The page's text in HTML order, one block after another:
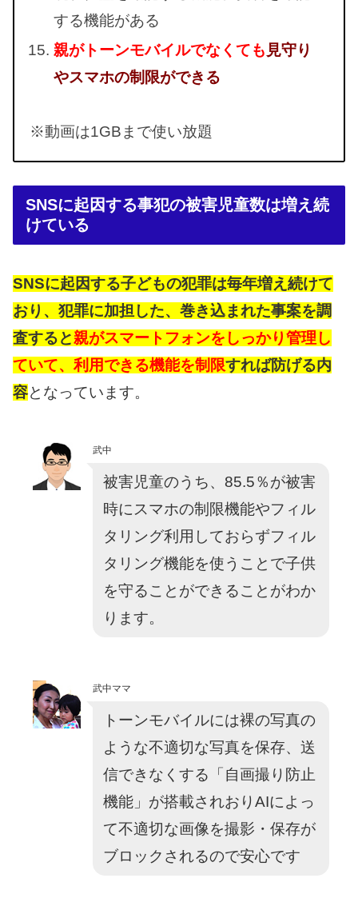
する機能がある
親がトーンモバイルでなくても 見守り
やスマホの制限ができる
※動画は1GBまで使い放題
SNSに起因する事犯の被害児童数は増え続
けている
SNSに起因する子どもの犯罪は毎年増え続けて
おり、犯罪に加担した、巻き込まれた事案を調
査すると親がスマートフォンをしっかり管理し
ていて、利用できる機能を制限すれば防げる内
容となっています。
武中
被害児童のうち、85.5％が被害
時にスマホの制限機能やフィル
タリング利用しておらずフィル
タリング機能を使うことで子供
を守ることができることがわか
ります。
武中ママ
トーンモバイルには裸の写真の
ような不適切な写真を保存、送
信できなくする「自画撮り防止
機能」が搭載されおりAIによっ
て不適切な画像を撮影・保存が
ブロックされるので安心です